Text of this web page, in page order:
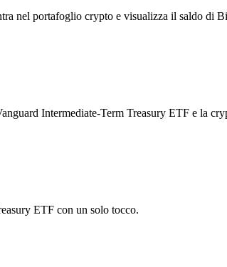
nel portafoglio crypto e visualizza il saldo di
Intermediate-Term Treasury ETF e la
ETF con un solo tocco.